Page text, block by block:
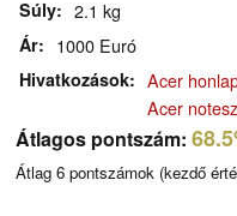
Súly 2.1 kg
Ár 1000 Euró
Hivatkozások
Acer
Acer
Átlagos pontszám:
Átlag 6 pontszámok (kezdő